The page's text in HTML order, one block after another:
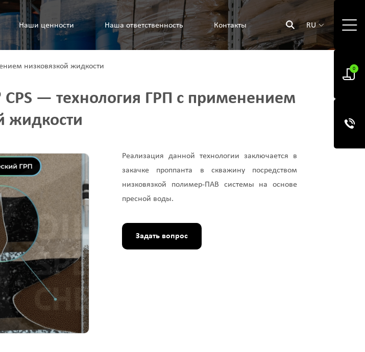
Наши ценности Наша ответственность Контакты RU
0
низковязкой жидкости
CPS — технология ГРП с применением
жидкости
Реализация данной технологии заключается в
закачке проппанта в скважину посредством
низковязкой полимер-ПАВ системы на основе
пресной воды.
Задать вопрос